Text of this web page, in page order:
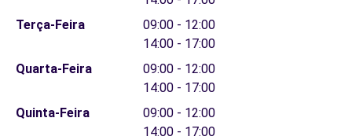
Terça-Feira
09:00 - 12:00
14:00 - 17:00
Quarta-Feira
09:00 - 12:00
14:00 - 17:00
Quinta-Feira
09:00 - 12:00
14:00 - 17:00